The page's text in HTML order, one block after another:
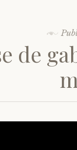
de